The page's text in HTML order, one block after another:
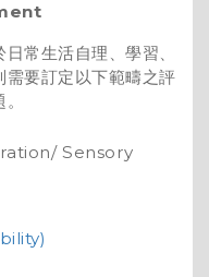
常生活自理、學習、
要訂定以下範疇之評
Sensory